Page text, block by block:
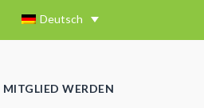
Deutsch
MITGLIED WERDEN